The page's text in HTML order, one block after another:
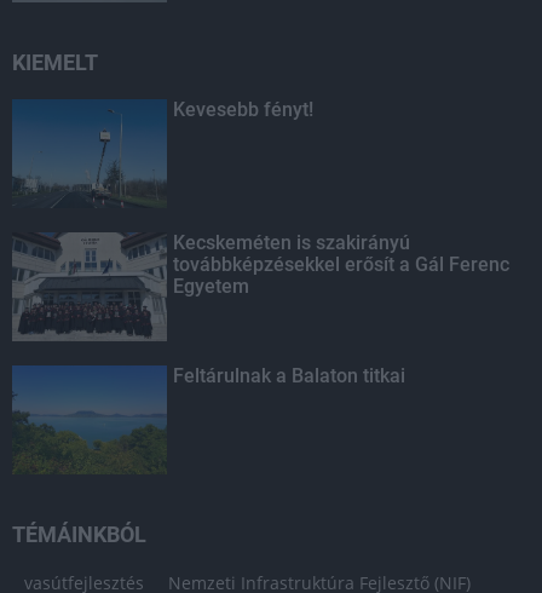
KIEMELT
Kevesebb fényt!
Kecskeméten is szakirányú
továbbképzésekkel erősít a Gál Ferenc
Egyetem
Feltárulnak a Balaton titkai
TÉMÁINKBÓL
vasútfejlesztés Nemzeti Infrastruktúra Fejlesztő (NIF)